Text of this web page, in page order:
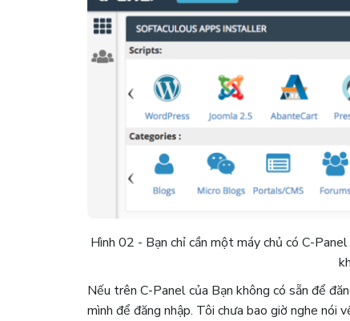
Hình 02 - Bạn chỉ cần một máy chủ có C-
Nếu trên C-Panel của Bạn không có sẵn để
mình để đăng nhập. Tôi chưa bao giờ nghe nói